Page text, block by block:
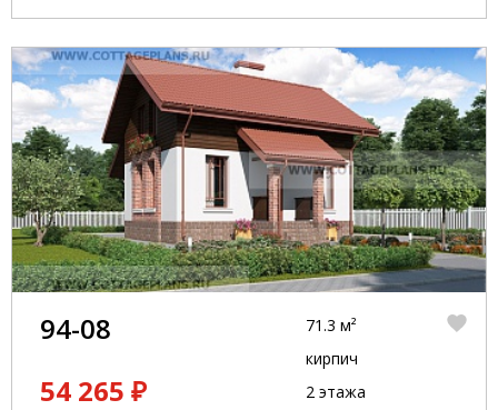
94-08
54 265 ₽
71.3 м²
кирпич
2 этажа